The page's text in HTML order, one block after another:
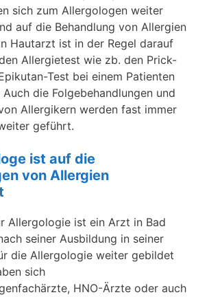
sich zum Allergologen weiter
auf die Behandlung von Allergien
Hautarzt ist in der Regel darauf
Allergietest wie zb. den Prick-
Test bei einem Patienten
die Folgebehandlungen und
Allergikern werden fast immer
geführt.
ist auf die
von Allergien
Allergologie ist ein Arzt in Bad
seiner Ausbildung in seiner
die Allergologie weiter gebildet
sich
HNO-Ärzte oder auch